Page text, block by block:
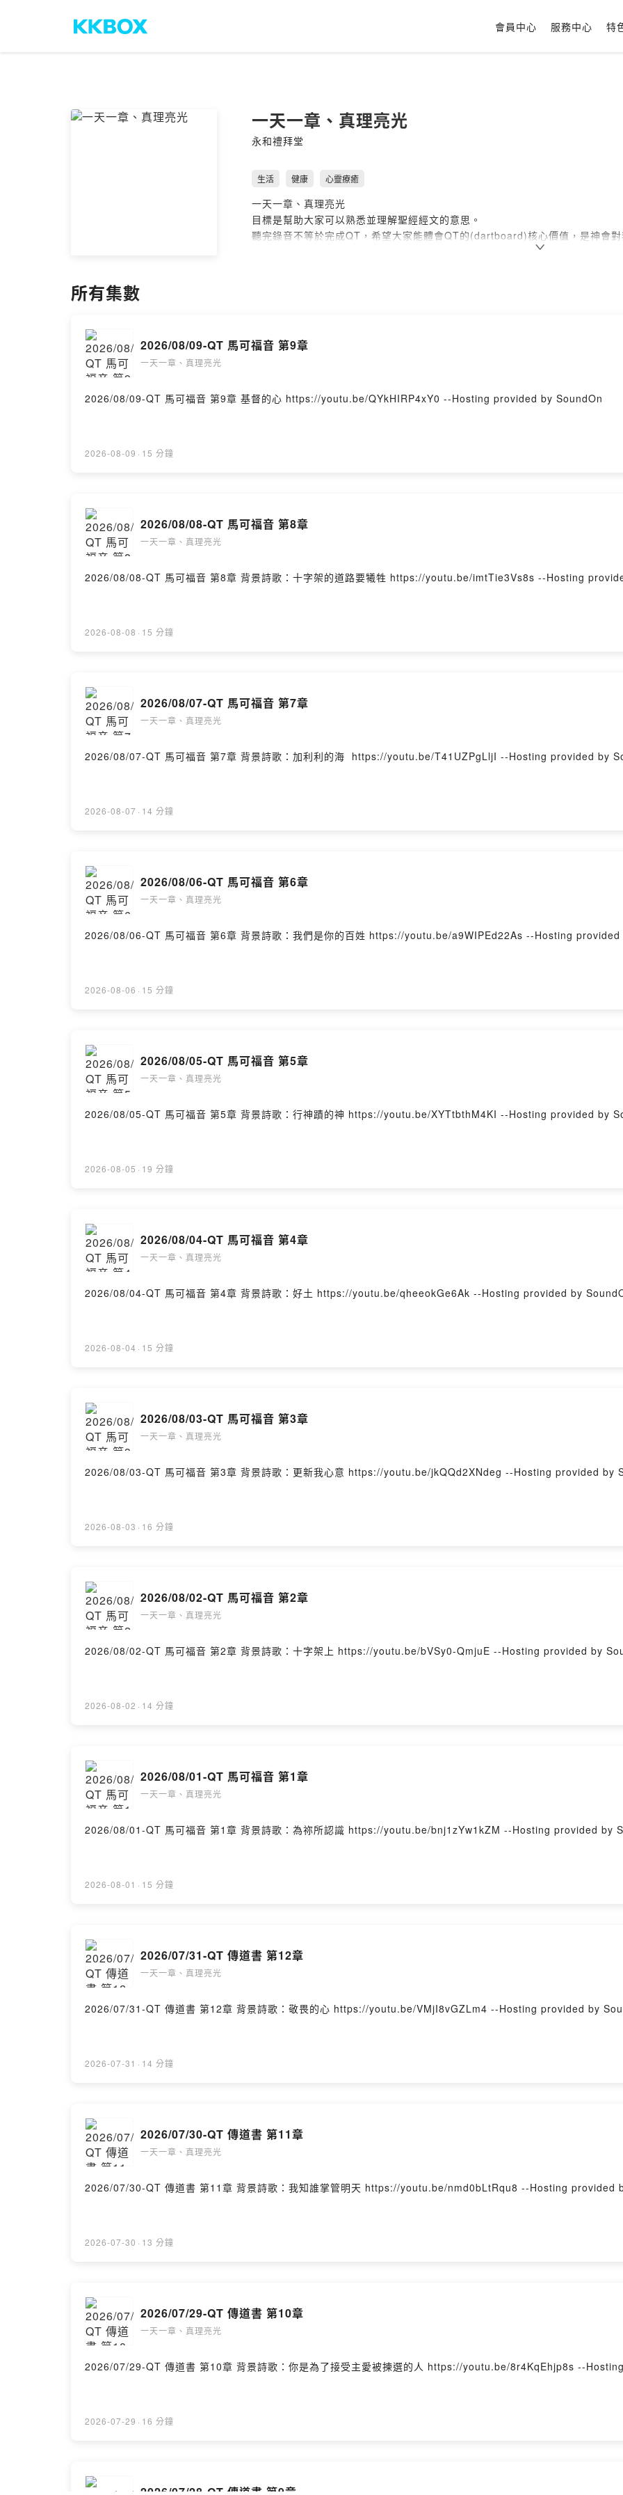
會員中心 服務中心 特
一天一章、真理亮光
永和禮拜堂
生活 健康 心靈療癒
一天一章、真理亮光
目標是幫助大家可以熟悉並理解聖經經文的意思。
聽完錄音不等於完成QT，希望大家能體會QT的(dartboard)核心價值，是神會對
(二) 懇請在自己的小組群組裡分享「神對我說了什麼」，與組員有神話語的互動
讓我們牽手一起養成靈修的好習慣，並與神建立真實堅固的關係。
所有集數
2026/08/09-QT 馬可福音 第9章
一天一章、真理亮光
2026/08/09-QT 馬可福音 第9章 基督的心 https://youtu.be/QYkHIRP4xY0 --Hosting provided by SoundOn
2026-08-09 · 15 分鐘
2026/08/08-QT 馬可福音 第8章
一天一章、真理亮光
2026/08/08-QT 馬可福音 第8章 背景詩歌：十字架的道路要犧牲 https://youtu.be/imtTie3Vs8s --Hosting
2026-08-08 · 15 分鐘
2026/08/07-QT 馬可福音 第7章
一天一章、真理亮光
2026/08/07-QT 馬可福音 第7章 背景詩歌：加利利的海 https://youtu.be/T41UZPgLljI --Hosting provided
2026-08-07 · 14 分鐘
2026/08/06-QT 馬可福音 第6章
一天一章、真理亮光
2026/08/06-QT 馬可福音 第6章 背景詩歌：我們是你的百姓 https://youtu.be/a9WIPEd22As --Hosting
2026-08-06 · 15 分鐘
2026/08/05-QT 馬可福音 第5章
一天一章、真理亮光
2026/08/05-QT 馬可福音 第5章 背景詩歌：行神蹟的神 https://youtu.be/XYTtbthM4KI --Hosting provided
2026-08-05 · 19 分鐘
2026/08/04-QT 馬可福音 第4章
一天一章、真理亮光
2026/08/04-QT 馬可福音 第4章 背景詩歌：好土 https://youtu.be/qheeokGe6Ak --Hosting provided by
2026-08-04 · 15 分鐘
2026/08/03-QT 馬可福音 第3章
一天一章、真理亮光
2026/08/03-QT 馬可福音 第3章 背景詩歌：更新我心意 https://youtu.be/jkQQd2XNdeg --Hosting provided
2026-08-03 · 16 分鐘
2026/08/02-QT 馬可福音 第2章
一天一章、真理亮光
2026/08/02-QT 馬可福音 第2章 背景詩歌：十字架上 https://youtu.be/bVSy0-QmjuE --Hosting provided by
2026-08-02 · 14 分鐘
2026/08/01-QT 馬可福音 第1章
一天一章、真理亮光
2026/08/01-QT 馬可福音 第1章 背景詩歌：為祢所認識 https://youtu.be/bnj1zYw1kZM --Hosting provided
2026-08-01 · 15 分鐘
2026/07/31-QT 傳道書 第12章
一天一章、真理亮光
2026/07/31-QT 傳道書 第12章 背景詩歌：敬畏的心 https://youtu.be/VMjI8vGZLm4 --Hosting provided by
2026-07-31 · 14 分鐘
2026/07/30-QT 傳道書 第11章
一天一章、真理亮光
2026/07/30-QT 傳道書 第11章 背景詩歌：我知誰掌管明天 https://youtu.be/nmd0bLtRqu8 --Hosting
2026-07-30 · 13 分鐘
2026/07/29-QT 傳道書 第10章
一天一章、真理亮光
2026/07/29-QT 傳道書 第10章 背景詩歌：你是為了接受主愛被揀選的人 https://youtu.be/8r4KqEhjp8s
2026-07-29 · 16 分鐘